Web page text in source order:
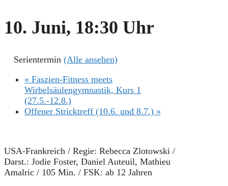
10. Juni, 18:30 Uhr
Serientermin (Alle ansehen)
« Faszien-Fitness meets
Wirbelsäulengymnastik, Kurs 1
(27.5.-12.8.)
Offener Stricktreff (10.6. und 8.7.) »
USA-Frankreich / Regie: Rebecca Zlotowski /
Darst.: Jodie Foster, Daniel Auteuil, Mathieu
Amalric / 105 Min. / FSK: ab 12 Jahren